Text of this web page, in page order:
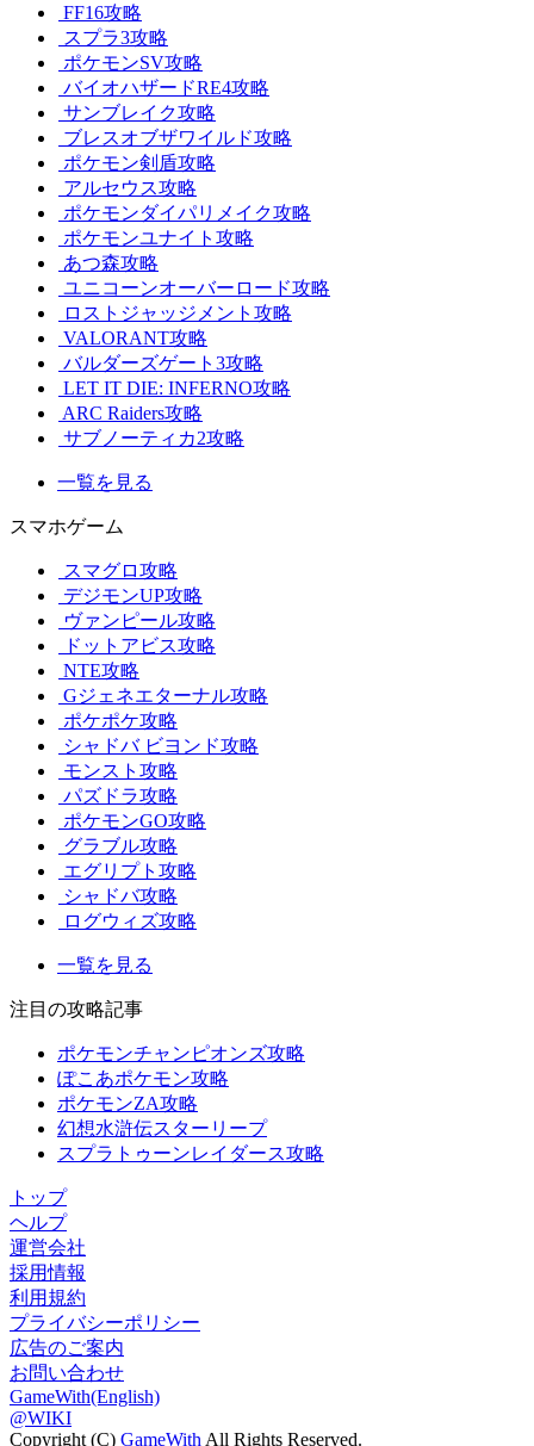
FF16攻略
スプラ3攻略
ポケモンSV攻略
バイオハザードRE4攻略
サンブレイク攻略
ブレスオブザワイルド攻略
ポケモン剣盾攻略
アルセウス攻略
ポケモンダイパリメイク攻略
ポケモンユナイト攻略
あつ森攻略
ユニコーンオーバーロード攻略
ロストジャッジメント攻略
VALORANT攻略
バルダーズゲート3攻略
LET IT DIE: INFERNO攻略
ARC Raiders攻略
サブノーティカ2攻略
一覧を見る
スマホゲーム
スマグロ攻略
デジモンUP攻略
ヴァンピール攻略
ドットアビス攻略
NTE攻略
Gジェネエターナル攻略
ポケポケ攻略
シャドバ ビヨンド攻略
モンスト攻略
パズドラ攻略
ポケモンGO攻略
グラブル攻略
エグリプト攻略
シャドバ攻略
ログウィズ攻略
一覧を見る
注目の攻略記事
ポケモンチャンピオンズ攻略
ぽこあポケモン攻略
ポケモンZA攻略
幻想水滸伝スターリープ
スプラトゥーンレイダース攻略
トップ
ヘルプ
運営会社
採用情報
利用規約
プライバシーポリシー
広告のご案内
お問い合わせ
GameWith(English)
@WIKI
Copyright (C) GameWith All Rights Reserved.